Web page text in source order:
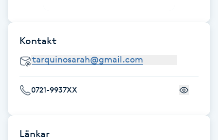
Fransförlängning Volym
Fransk manikyr
Fransrengöring
Kontakt
0721-9937XX
Länkar